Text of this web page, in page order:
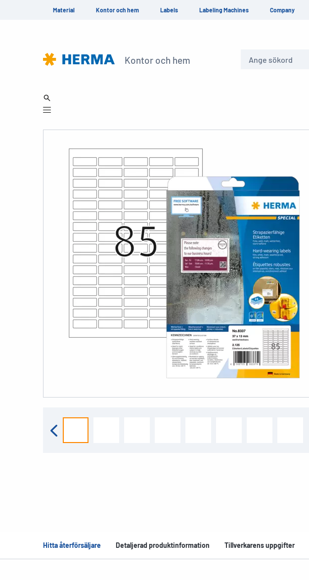
Material Kontor och hem Labels Labeling Machines Company
Kontor och hem
Hitta återförsäljare Detaljerad produktinformation Tillverkarens uppgifter